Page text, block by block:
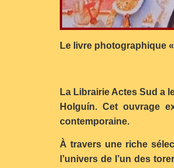
Le livre photographique
La Librairie Actes Sud a
Holguín. Cet ouvrage
contemporaine.
À travers une riche
l’univers de l’un des